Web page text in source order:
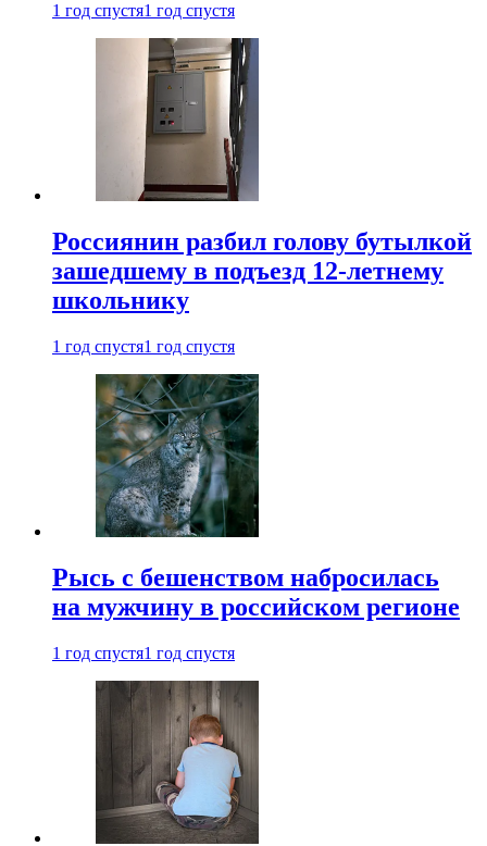
1 год спустя1 год спустя
Россиянин разбил голову бутылкой
зашедшему в подъезд 12-летнему
школьнику
1 год спустя1 год спустя
Рысь с бешенством набросилась
на мужчину в российском регионе
1 год спустя1 год спустя